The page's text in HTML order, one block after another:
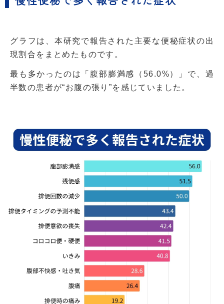
グラフは、本研究で報告された主要な便秘症状の出
現割合をまとめたものです。
最も多かったのは「腹部膨満感（56.0%）」で、過
半数の患者が“お腹の張り”を感じていました。